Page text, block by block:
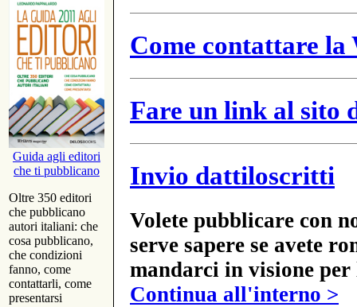
Guida agli editori
che ti pubblicano
Oltre 350 editori
che pubblicano
autori italiani: che
cosa pubblicano,
che condizioni
fanno, come
contattarli, come
presentarsi
Come contattare
Fare un link al sito
Invio dattiloscritti
Volete pubblicare con
serve sapere se avete
mandarci in visione
Continua all'interno >